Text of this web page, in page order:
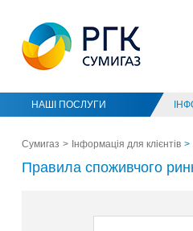
НАШІ ПОСЛУГИ
Сумигаз Інформація для клієнтів
Правила споживчого